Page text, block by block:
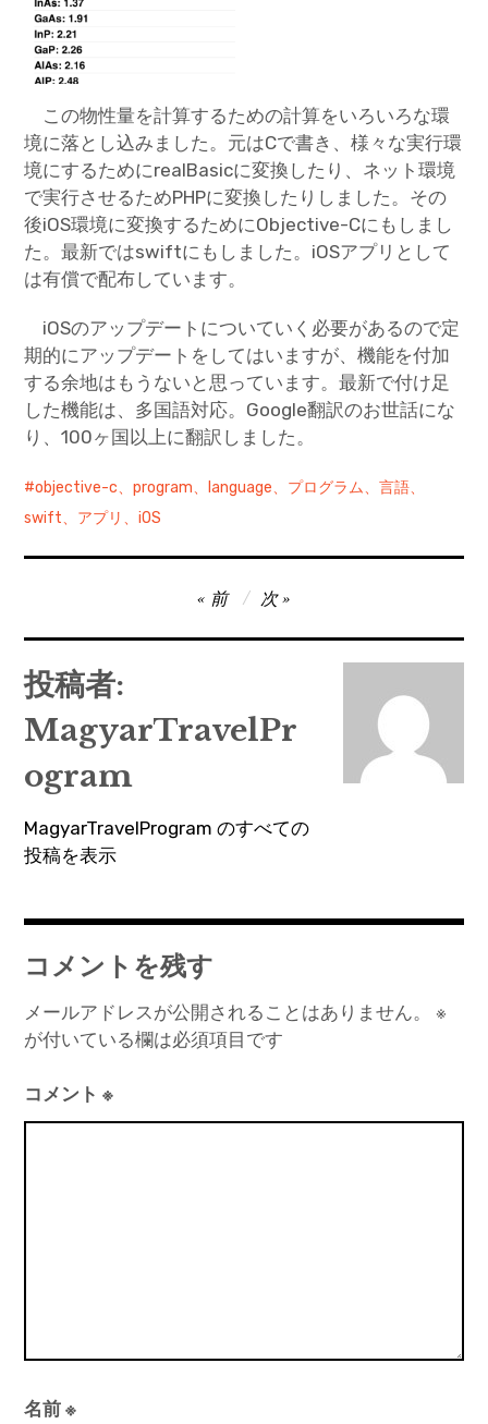
この物性量を計算するための計算をいろいろな環
境に落とし込みました。元はCで書き、様々な実行環
境にするためにrealBasicに変換したり、ネット環境
で実行させるためPHPに変換したりしました。その
後iOS環境に変換するためにObjective-Cにもしまし
た。最新ではswiftにもしました。iOSアプリとして
は有償で配布しています。
iOSのアップデートについていく必要があるので定
期的にアップデートをしてはいますが、機能を付加
する余地はもうないと思っています。最新で付け足
した機能は、多国語対応。Google翻訳のお世話にな
り、100ヶ国以上に翻訳しました。
objective-c、program、language、プログラム、言語、
swift、アプリ、iOS
稿
ナ
ビ
ゲ
ー
シ
ョ
ン
前 次
投稿者:
MagyarTravelPr
ogram
MagyarTravelProgram のすべての
投稿を表示
コメントを残す
メールアドレスが公開されることはありません。
※
が付いている欄は必須項目です
コメント※
名前※